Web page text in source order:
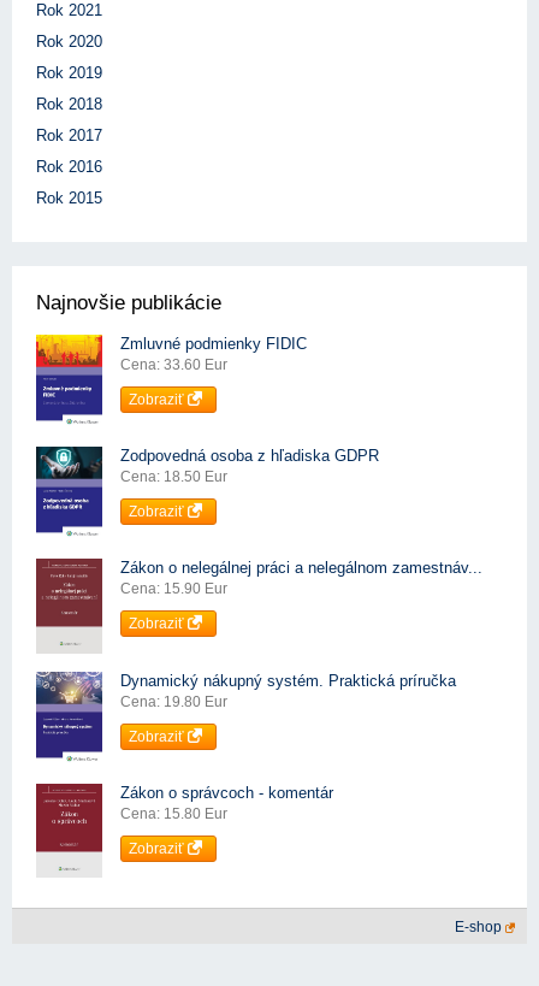
Rok 2021
Rok 2020
Rok 2019
Rok 2018
Rok 2017
Rok 2016
Rok 2015
Najnovšie publikácie
Zmluvné podmienky FIDIC
Cena: 33.60 Eur
Zobraziť
Zodpovedná osoba z hľadiska GDPR
Cena: 18.50 Eur
Zobraziť
Zákon o nelegálnej práci a nelegálnom zamestnáv...
Cena: 15.90 Eur
Zobraziť
Dynamický nákupný systém. Praktická príručka
Cena: 19.80 Eur
Zobraziť
Zákon o správcoch - komentár
Cena: 15.80 Eur
Zobraziť
E-shop